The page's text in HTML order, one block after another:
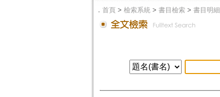
． 首頁> 檢索系統> 書目檢索> 書目明細